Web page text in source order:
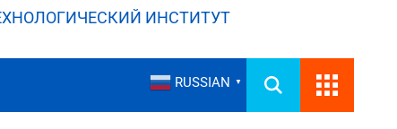
ИНСТИТУТ
RUSSIAN ▼